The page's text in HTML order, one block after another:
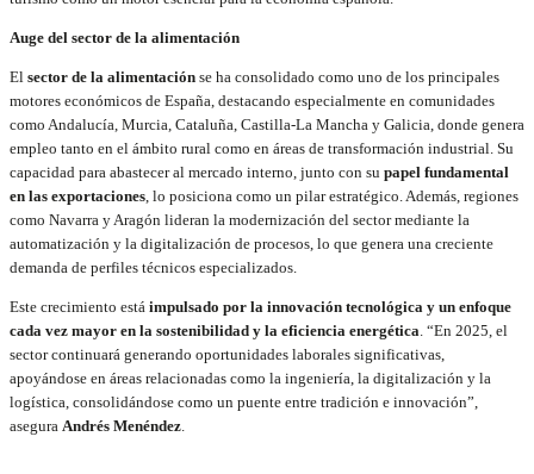
Auge del sector de la alimentación
El sector de la alimentación se ha consolidado como uno de los principales
motores económicos de España, destacando especialmente en comunidades
como Andalucía, Murcia, Cataluña, Castilla-La Mancha y Galicia, donde genera
empleo tanto en el ámbito rural como en áreas de transformación industrial. Su
capacidad para abastecer al mercado interno, junto con su papel fundamental
en las exportaciones , lo posiciona como un pilar estratégico. Además, regiones
como Navarra y Aragón lideran la modernización del sector mediante la
automatización y la digitalización de procesos, lo que genera una creciente
demanda de perfiles técnicos especializados.
Este crecimiento está impulsado por la innovación tecnológica y un enfoque
cada vez mayor en la sostenibilidad y la eficiencia energética . “En 2025, el
sector continuará generando oportunidades laborales significativas,
apoyándose en áreas relacionadas como la ingeniería, la digitalización y la
logística, consolidándose como un puente entre tradición e innovación”,
asegura Andrés Menéndez